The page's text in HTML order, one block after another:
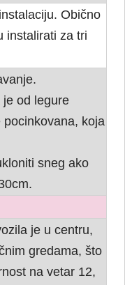
Obično
instalirati za tri
je od legure
koja
sneg ako
je u centru,
gredama, što
na vetar 12,